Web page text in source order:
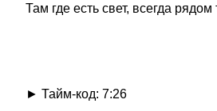
Там где есть свет, всегда рядом
► Тайм-код: 7:26